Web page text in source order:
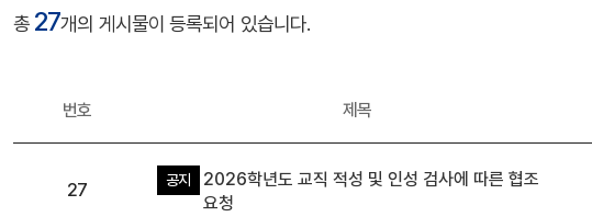
과
총 27개의 게시물이 등록되어 있습니다.
번호 제목
27 공지
2026학년도 교직 적성 및 인성 검사에 따른 협조
요청